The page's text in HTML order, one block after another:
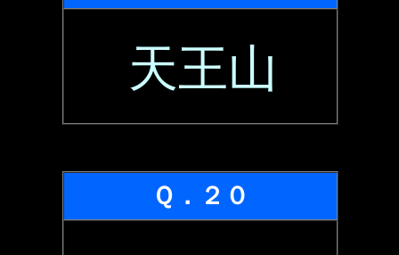
天王山
Ｑ．２０